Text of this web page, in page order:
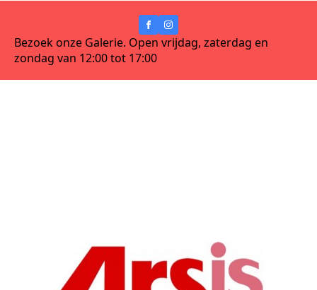
Bezoek onze Galerie. Open vrijdag, zaterdag en
zondag van 12:00 tot 17:00